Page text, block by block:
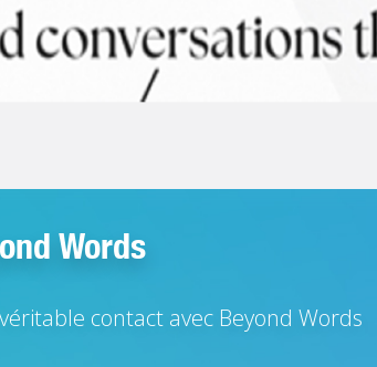
Words
contact avec Beyond Words